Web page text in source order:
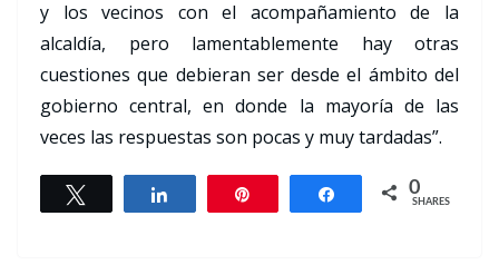
y los vecinos con el acompañamiento de la
alcaldía, pero lamentablemente hay otras
cuestiones que debieran ser desde el ámbito del
gobierno central, en donde la mayoría de las
veces las respuestas son pocas y muy tardadas”.
Share 0
SHARES